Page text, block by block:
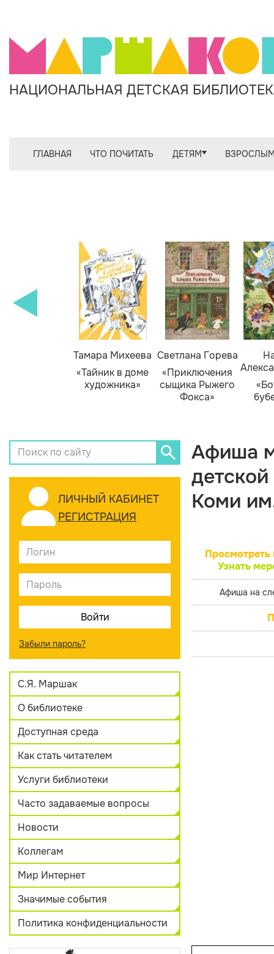
НАЦИОНАЛЬНАЯ ДЕТСКАЯ
ГЛАВНАЯ ЧТО ПОЧИТАТЬ ДЕТЯМ
Тамара Михеева
«Тайник в доме
художника»
Светлана Горева
«Приключения
сыщика Рыжего
Фокса»
ЛИЧНЫЙ КАБИНЕТ
РЕГИСТРАЦИЯ
Забыли пароль?
С.Я. Маршак
О библиотеке
Доступная среда
Как стать читателем
Услуги библиотеки
Часто задаваемые вопросы
Новости
Коллегам
Мир Интернет
Значимые события
Политика конфиденциальности
Афиша
Коми
Просмотреть
Узнать
Афиша на